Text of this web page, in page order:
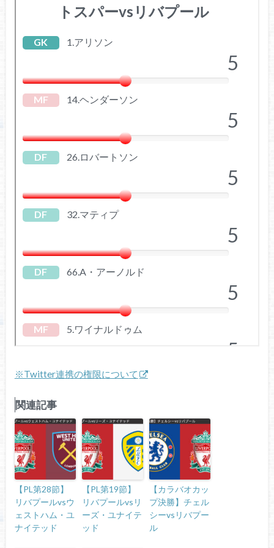
※Twitter連携の権限について
関連記事
【PL第28節】
リバプールvsウ
ェストハム・ユ
ナイテッド
【PL第19節】
リバプールvsリ
ーズ・ユナイテ
ッド
【カラバオカッ
プ決勝】チェル
シーvsリバプー
ル